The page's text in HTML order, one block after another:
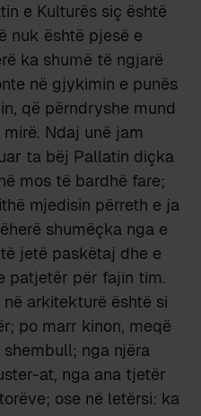
e Kulturës siç është
nuk është pjesë e
ka shumë të ngjarë
në gjykimin e punës
që përndryshe mund
Ndaj unë jam
ta bëj Pallatin diçka
mos të bardhë fare;
mjedisin përreth e ja
shumëçka nga e
jetë paskëtaj dhe e
patjetër për fajin tim.
arkitekturë është si
po marr kinon, meqë
nga njëra
at, nga ana tjetër
ose në letërsi: ka